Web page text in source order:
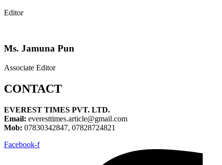
Editor
Ms. Jamuna Pun
Associate Editor
CONTACT
EVEREST TIMES PVT. LTD.
Email: everesttimes.article@gmail.com
Mob: 07830342847, 07828724821
Facebook-f